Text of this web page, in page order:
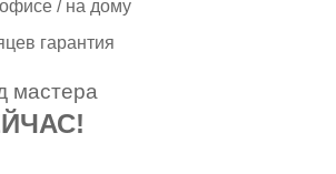
/ на дому
гарантия
мастера